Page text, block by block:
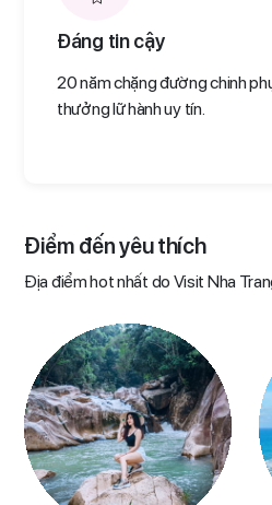
Đáng tin cậy
20 năm chặng đường chinh
thưởng lữ hành uy tín.
Điểm đến yêu thích​
Địa điểm hot nhất do Visit Nha